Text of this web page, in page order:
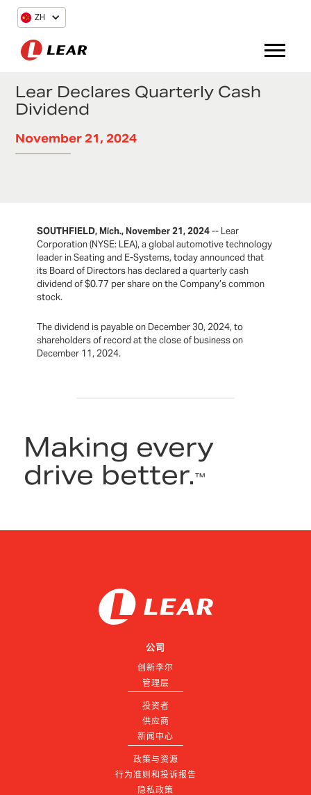
ZH
Lear Declares Quarterly Cash
Dividend
November 21, 2024
SOUTHFIELD, Mich., November 21, 2024-- Lear
Corporation (NYSE: LEA), a global automotive technology
leader in Seating and E-Systems, today announced that
its Board of Directors has declared a quarterly cash
dividend of $0.77 per share on the Company’s common
stock.
The dividend is payable on December 30, 2024, to
shareholders of record at the close of business on
December 11, 2024.
Making every
drive better.™
公司
创新李尔
管理层
投资者
供应商
新闻中心
政策与资源
行为准则和投诉报告
隐私政策